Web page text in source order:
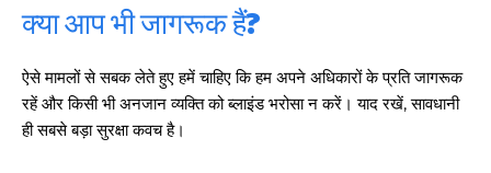
क्या आप भी जागरूक हैं?
ऐसे मामलों से सबक लेते हुए हमें चाहिए कि हम अपने अधिकारों के प्रति जागरूक
रहें और किसी भी अनजान व्यक्ति को ब्लाइंड भरोसा न करें। याद रखें, सावधानी
ही सबसे बड़ा सुरक्षा कवच है।